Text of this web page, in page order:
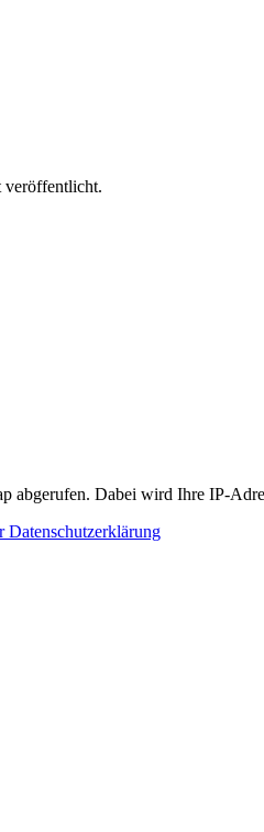
veröffentlicht.
abgerufen. Dabei wird Ihre IP-
Datenschutzerklärung